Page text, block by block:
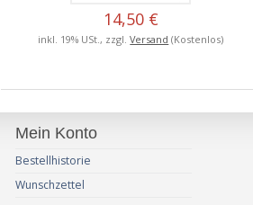
14,50 €
inkl. 19% USt., zzgl.Versand (Kostenlos)
Mein Konto
Bestellhistorie
Wunschzettel